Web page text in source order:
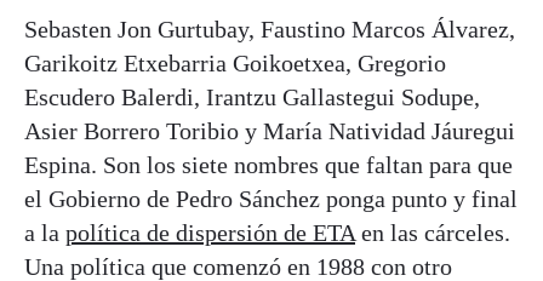
Sebasten Jon Gurtubay, Faustino Marcos Álvarez,
Garikoitz Etxebarria Goikoetxea, Gregorio
Escudero Balerdi, Irantzu Gallastegui Sodupe,
Asier Borrero Toribio y María Natividad Jáuregui
Espina. Son los siete nombres que faltan para que
el Gobierno de Pedro Sánchez ponga punto y final
a la política de dispersión de ETA en las cárceles.
Una política que comenzó en 1988 con otro